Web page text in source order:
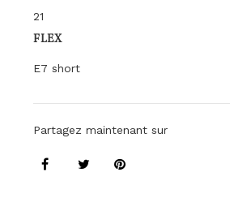
21
FLEX
E7 short
Partagez maintenant sur